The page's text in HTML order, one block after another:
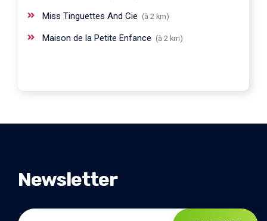
Miss Tinguettes And Cie (à 2 km)
Maison de la Petite Enfance (à 2 km)
Newsletter